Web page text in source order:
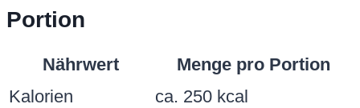
Portion
Nährwert
Menge pro Portion
Kalorien
ca. 250 kcal